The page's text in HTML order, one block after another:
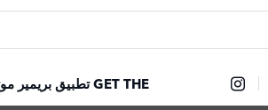
GET THE تطبيق بريمير موتورز